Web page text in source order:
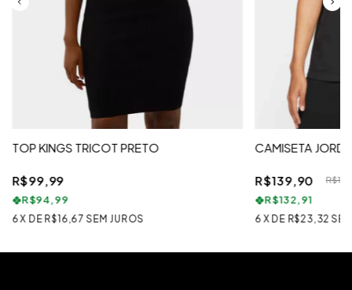
TOP KINGS TRICOT PRETO
R$99,99
R$94,99
6X DE R$16,67 SEM JUROS
CAMISETA
R$139,90
R$132,91
6 X DE R$23,32